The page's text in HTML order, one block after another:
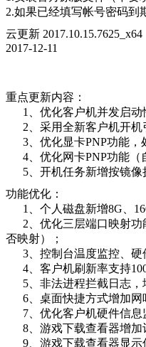
2.如果已经填写帐号密码
云更新 2017.10.15.7625_x64
2017-12-11
重点更新内容：
1、优化客户机并发启动
2、采用全新客户机开机
3、优化显卡PNP功能，
4、优化网卡PNP功能（
5、开机任务新增按镜像
功能优化：
1、个人磁盘新增8G、
2、优化三层端口映射功
否映射）；
3、控制台温度监控、
4、客户机刷新率支持
5、非法进程拦截日志，
6、桌面快捷方式增加网
7、优化客户机硬件信息
8、游戏下载查看器增加
9、游戏下载查看器显示